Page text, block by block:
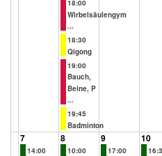
18:00
Wirbelsäulengym
...
18:30
Qigong
19:00
Bauch,
Beine, P
...
19:45
Badminton
7
14:00
8
10:00
9
17:00
10